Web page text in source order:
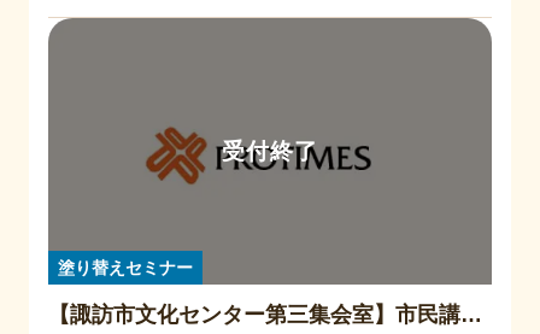
塗り替えセミナー
【諏訪市文化センター第三集会室】市民講座